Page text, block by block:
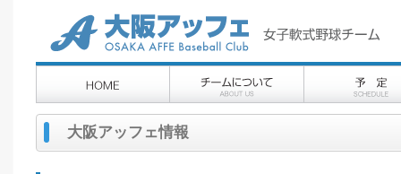
大阪アッフェ情報